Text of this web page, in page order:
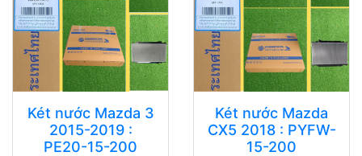
Két nước Mazda 3
2015-2019 :
PE20-15-200
Két nước Mazda
CX5 2018 : PYFW-
15-200